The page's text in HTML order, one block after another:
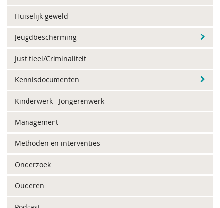
Huiselijk geweld
Jeugdbescherming
Justitieel/Criminaliteit
Kennisdocumenten
Kinderwerk - Jongerenwerk
Management
Methoden en interventies
Onderzoek
Ouderen